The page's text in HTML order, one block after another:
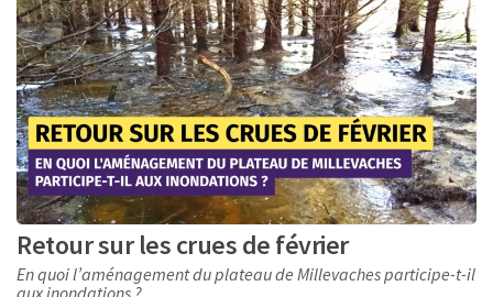
1
Retour sur les crues de février
En quoi l’aménagement du plateau de Millevaches participe-t-il
aux inondations ?